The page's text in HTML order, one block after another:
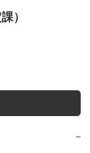
）
−